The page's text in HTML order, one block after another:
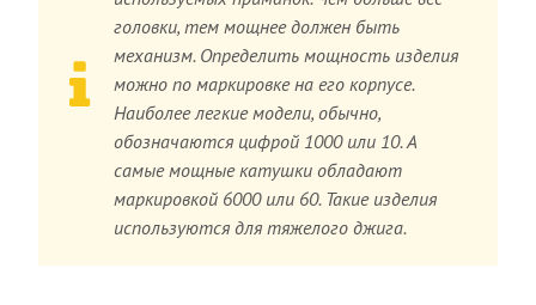
головки, тем мощнее должен быть
механизм. Определить мощность изделия
можно по маркировке на его корпусе.
Наиболее легкие модели, обычно,
обозначаются цифрой 1000 или 10. А
самые мощные катушки обладают
маркировкой 6000 или 60. Такие изделия
используются для тяжелого джига.